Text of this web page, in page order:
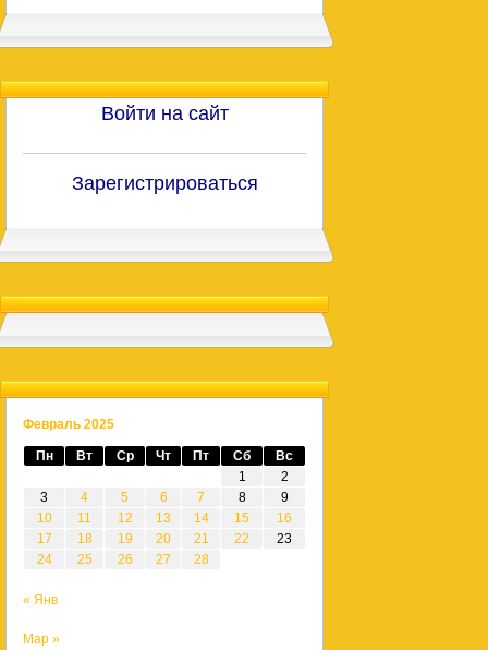
Войти на сайт
Зарегистрироваться
Февраль 2025
Пн Вт Ср Чт Пт Сб
Вс
1
2
3
4 5 6 7 8
9
10
11 12 13 14 15
16
17
18 19 20 21 22
23
24
25 26 27 28
« Янв
Мар »